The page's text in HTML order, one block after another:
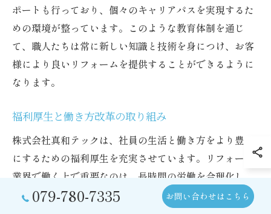
ポートも行っており、個々のキャリアパスを実現するた
めの環境が整っています。このような教育体制を通じ
て、職人たちは常に新しい知識と技術を身につけ、お客
様により良いリフォームを提供することができるように
なります。
福利厚生と働き方改革の取り組み
株式会社真和テックは、社員の生活と働き方をより豊か
にするための福利厚生を充実させています。リフォーム
業界で働く上で重要なのは、長時間の労働を合理化し、
健康的なバランスを保つことです。同社は、柔軟な勤務
079-780-7335 お問い合わせはこちら